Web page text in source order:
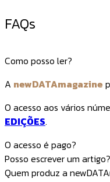
FAQs
Como posso ler?
A newDATAmagazine
O acesso aos vários
EDIÇÕES.
O acesso é pago?
Posso escrever um artigo?
Quem produz a